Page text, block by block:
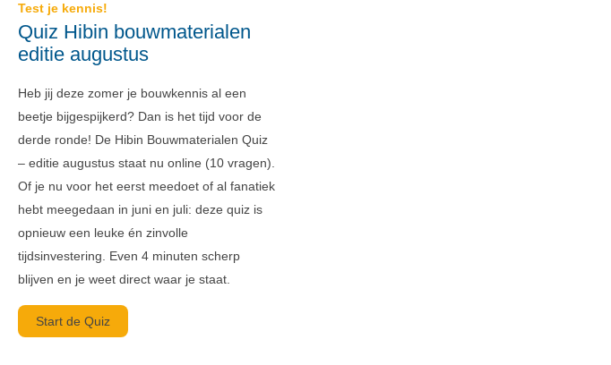
Test je kennis!
Quiz Hibin bouwmaterialen
editie augustus
Heb jij deze zomer je bouwkennis al een
beetje bijgespijkerd? Dan is het tijd voor de
derde ronde! De Hibin Bouwmaterialen Quiz
– editie augustus staat nu online (10 vragen).
Of je nu voor het eerst meedoet of al fanatiek
hebt meegedaan in juni en juli: deze quiz is
opnieuw een leuke én zinvolle
tijdsinvestering. Even 4 minuten scherp
blijven en je weet direct waar je staat.
Start de Quiz